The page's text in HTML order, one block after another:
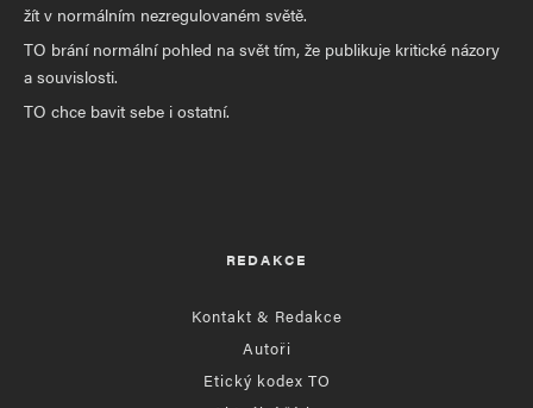
žít v normálním nezregulovaném světě.
TO brání normální pohled na svět tím, že publikuje kritické názory
a souvislosti.
TO chce bavit sebe i ostatní.
REDAKCE
Kontakt & Redakce
Autoři
Etický kodex TO